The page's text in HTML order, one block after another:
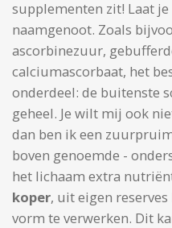
supplementen zit! Laat
naamgenoot. Zoals
ascorbinezuur,
calciumascorbaat, het
onderdeel: de buitenste
geheel. Je wilt mij ook
dan ben ik een
boven genoemde -
het lichaam extra
koper, uit eigen
vorm te verwerken. Dit